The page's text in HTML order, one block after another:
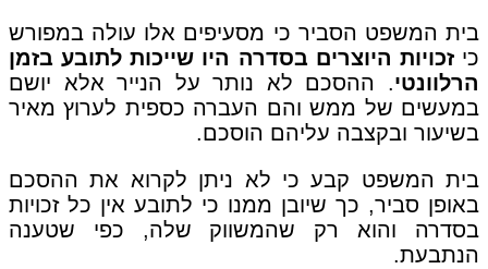
בית המשפט הסביר כי מסעיפים אלו עולה במפורש
כיזכויות היוצרים בסדרה היו שייכות לתובע בזמן
הרלוונטי. ההסכם לא נותר על הנייר אלא יושם
במעשים של ממש והם העברה כספית לערוץ מאיר
בשיעור ובקצבה עליהם הוסכם.
בית המשפט קבע כי לא ניתן לקרוא את ההסכם
באופן סביר, כך שיובן ממנו כי לתובע אין כל זכויות
בסדרה והוא רק שהמשווק שלה, כפי שטענה
הנתבעת.